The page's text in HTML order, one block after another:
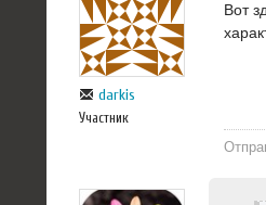
darkis
Участник
Вот